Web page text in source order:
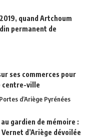
quand Artchoum
permanent de
ses commerces pour
centre-ville
d’Ariège Pyrénées
gardien de mémoire :
d’Ariège dévoilée